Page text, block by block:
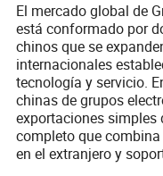
El mercado global de
está conformado por
chinos que se
internacionales
tecnología y servicio.
chinas de grupos
exportaciones
completo que
en el extranjero y